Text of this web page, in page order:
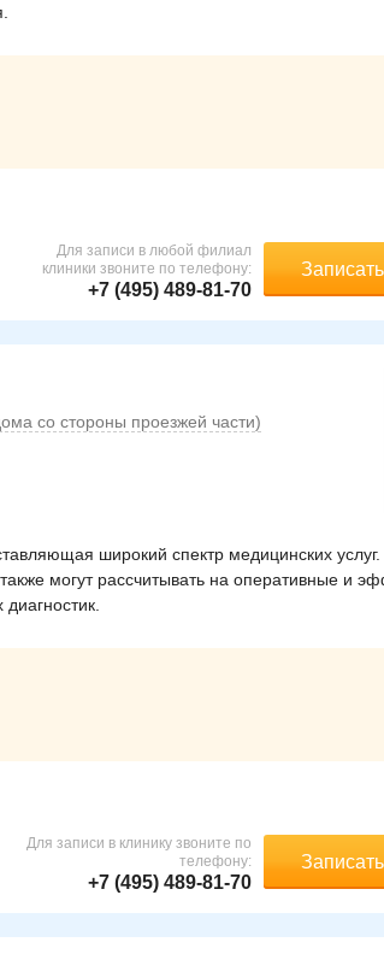
Для записи в любой филиал
клиники звоните по телефону:
+7 (495) 489-81-70
со стороны проезжей части)
широкий спектр медицинских
могут рассчитывать на оперативные и
Для записи в клинику звоните по
телефону:
+7 (495) 489-81-70